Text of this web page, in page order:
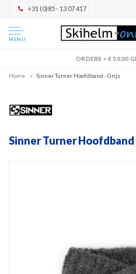
+31 (0)85 - 13 07 417
MENU
AFHALEN OF DPD
Home Sinner Turner Hoofdband - Grijs
Sinner Turner Hoofdband